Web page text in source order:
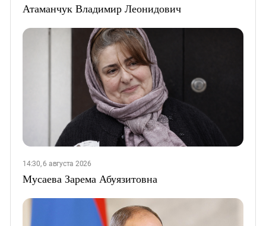
Атаманчук Владимир Леонидович
14:30, 6 августа 2026
Мусаева Зарема Абуязитовна